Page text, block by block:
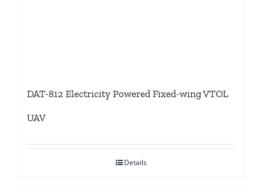
DAT-812 Electricity Powered Fixed-wing VTOL
UAV
Details